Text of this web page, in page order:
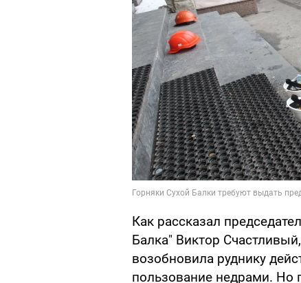
Как рассказал
Балка" Виктор
возобновила руднику
пользование недрами. Но